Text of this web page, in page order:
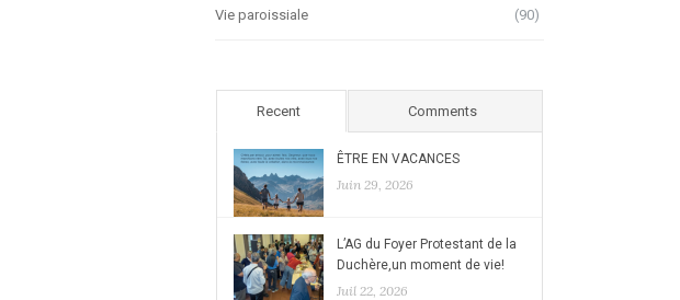
Vie paroissiale (90)
Recent Comments
ÊTRE EN VACANCES
Juin 29, 2026
L’AG du Foyer Protestant de la
Duchère,un moment de vie!
Juil 22, 2026